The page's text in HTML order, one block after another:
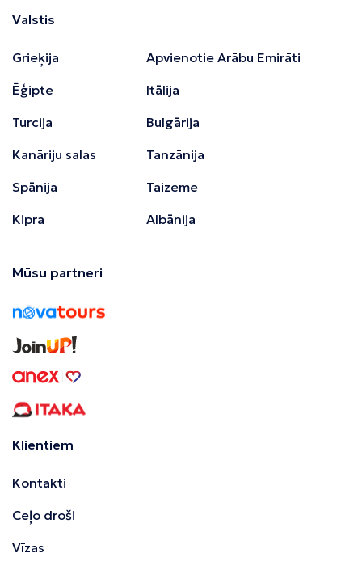
Valstis
Grieķija
Ēģipte
Turcija
Kanāriju salas
Spānija
Kipra
Apvienotie Arābu Emirāti
Itālija
Bulgārija
Tanzānija
Taizeme
Albānija
Mūsu partneri
Klientiem
Kontakti
Ceļo droši
Vīzas